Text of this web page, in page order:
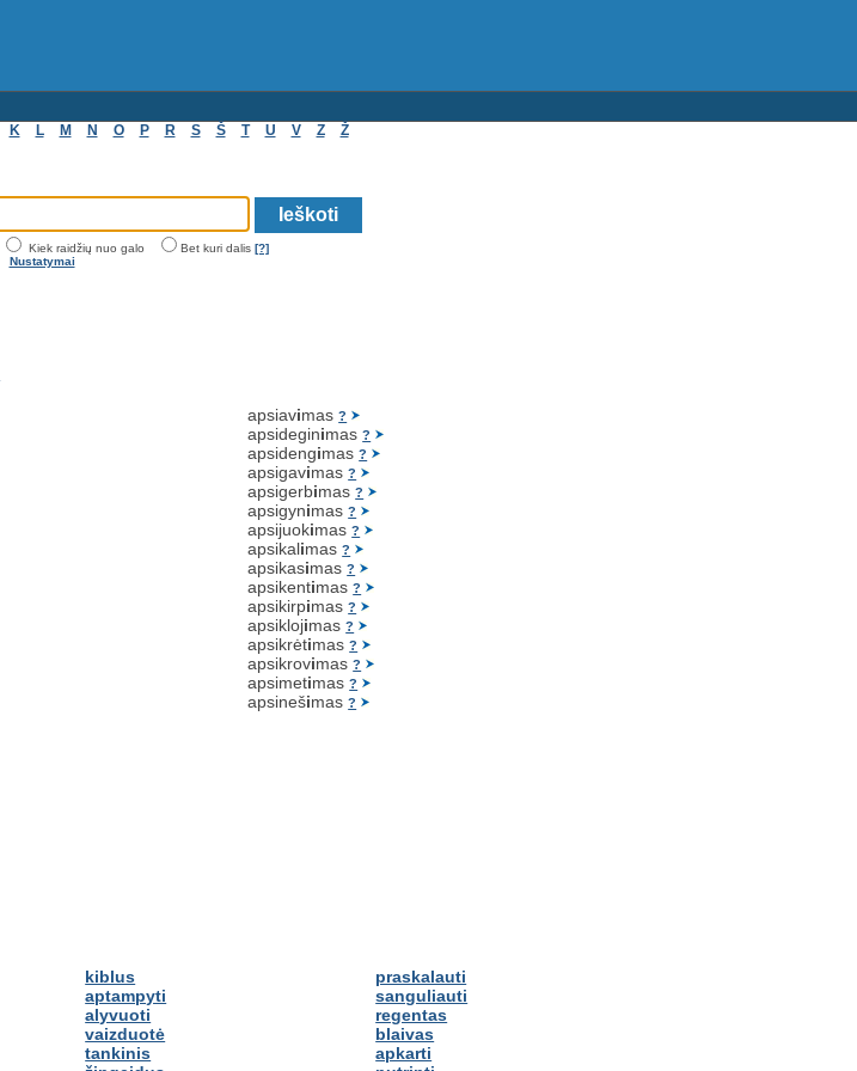
K L M N O P R S Š T U V Z Ž
Kiek raidžių nuo galo Bet kuri dalis [?]
Nustatymai
apsiavimas?
apsideginimas?
apsidengimas?
apsigavimas?
apsigerbimas?
apsigynimas?
apsijuokimas?
apsikalimas?
apsikasimas?
apsikentimas?
apsikirpimas?
apsiklojimas?
apsikrėtimas?
apsikrovimas?
apsimetimas?
apsinešimas?
kiblus
aptampyti
alyvuoti
vaizduotė
tankinis
praskalauti
sanguliauti
regentas
blaivas
apkarti